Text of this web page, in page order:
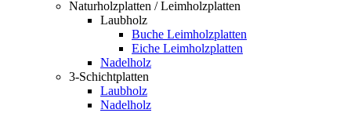
Naturholzplatten / Leimholzplatten
Laubholz
Buche Leimholzplatten
Eiche Leimholzplatten
Nadelholz
3-Schichtplatten
Laubholz
Nadelholz